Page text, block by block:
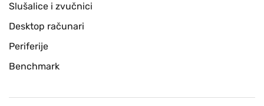
Slušalice i zvučnici
Desktop računari
Periferije
Benchmark